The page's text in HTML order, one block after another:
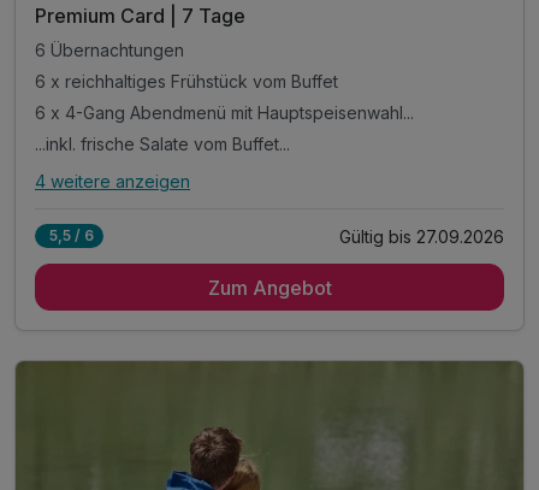
Premium Card | 7 Tage
6 Übernachtungen
6 x reichhaltiges Frühstück vom Buffet
6 x 4-Gang Abendmenü mit Hauptspeisenwahl...
...inkl. frische Salate vom Buffet...
Alle Inklusivleistungen
6 x reichhaltiges Frühstück vom Buffet
inkl. Nutzung unseres Wellnessbereiches **
inkl. Nutzung unseres Freischwimmbades
4 weitere anzeigen
5,5 / 6 Gültig bis 27.09.2026
Zum Angebot